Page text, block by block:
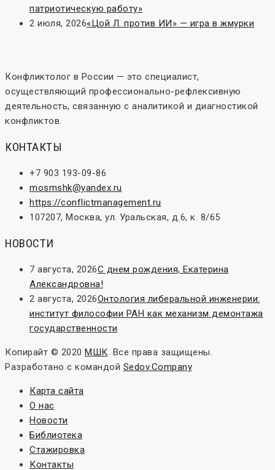
патриотическую работу»
2 июля, 2026«Цой Л. против ИИ» — игра в жмурки
Конфликтолог в России — это специалист,
осуществляющий профессионально-рефлексивную
деятельность, связанную с аналитикой и диагностикой
конфликтов.
КОНТАКТЫ
+7 903 193-09-86
mosmshk@yandex.ru
https://conflictmanagement.ru
107207, Москва, ул. Уральская, д.6, к. 8/65
НОВОСТИ
7 августа, 2026С днем рождения, Екатерина
Александровна!
2 августа, 2026Онтология либеральной инженерии:
институт философии РАН как механизм демонтажа
государственности
Копирайт © 2020 МШК. Все права защищены.
Разработано с командой Sedov.Company
Карта сайта
О нас
Новости
Библиотека
Стажировка
Контакты